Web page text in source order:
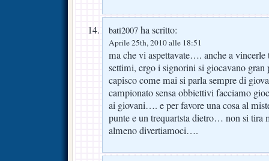
bati2007 ha scritto:
Aprile 25th, 2010 alle 18:51
ma che vi aspettavate…. anche a vincerle
settimi, ergo i signorini si giocavano
capisco come mai si parla sempre di
campionato sensa obbiettivi facciamo
ai giovani…. e per favore una cosa al
punte e un trequartsta dietro… non si
almeno divertiamoci….